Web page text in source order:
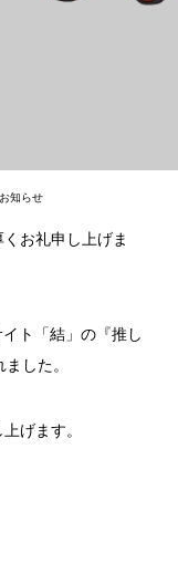
知らせ
お礼申し上げま
ト「結」の『推し
した。
げます。